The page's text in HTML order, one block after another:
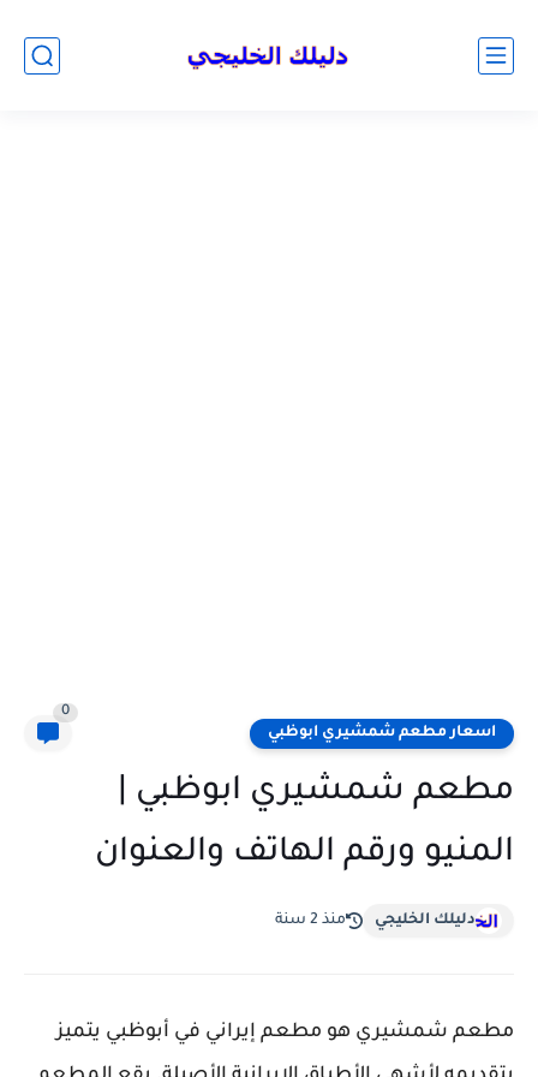
اسعار مطعم شمشيري ابوظبي
0
مطعم شمشيري ابوظبي |
المنيو ورقم الهاتف والعنوان
دليلك الخليجي منذ 2 سنة
مطعم شمشيري هو مطعم إيراني في أبوظبي يتميز